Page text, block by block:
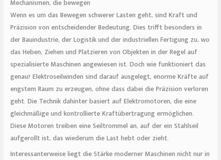
Mechanismen, die bewegen
Wenn es um das Bewegen schwerer Lasten geht, sind Kraft und
Präzision von entscheidender Bedeutung. Dies trifft besonders in
der Bauindustrie, der Logistik und der industriellen Fertigung zu, wo
das Heben, Ziehen und Platzieren von Objekten in der Regel auf
spezialisierte Maschinen angewiesen ist. Doch wie funktioniert das
genau? Elektroseilwinden sind darauf ausgelegt, enorme Kräfte auf
engstem Raum zu erzeugen, ohne dass dabei die Präzision verloren
geht. Die Technik dahinter basiert auf Elektromotoren, die eine
gleichmäßige und kontrollierte Kraftübertragung ermöglichen.
Diese Motoren treiben eine Seiltrommel an, auf der ein Stahlseil
aufgerollt ist, das wiederum die Last hebt oder zieht.
Interessanterweise liegt die Stärke moderner Maschinen nicht nur in